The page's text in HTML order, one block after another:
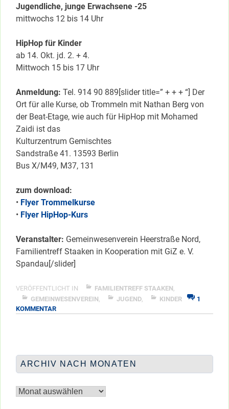
Jugendliche, junge Erwachsene -25
mittwochs 12 bis 14 Uhr
HipHop für Kinder
ab 14. Okt. jd. 2. + 4.
Mittwoch 15 bis 17 Uhr
Anmeldung: Tel. 914 90 889[slider title=” + + + “] Der
Ort für alle Kurse, ob Trommeln mit Nathan Berg von
der Beat-Etage, wie auch für HipHop mit Mohamed
Zaidi ist das
Kulturzentrum Gemischtes
Sandstraße 41. 13593 Berlin
Bus X/M49, M37, 131
zum download:
• Flyer Trommelkurse
• Flyer HipHop-Kurs
Veranstalter: Gemeinwesenverein Heerstraße Nord,
Familientreff Staaken in Kooperation mit GiZ e. V.
Spandau[/slider]
VERÖFFENTLICHT IN FAMILIENTREFF STAAKEN,
GEMEINWESENVEREIN, JUGEND, KINDER
1
KOMMENTARZU
ARCHIV NACH MONATEN
nach